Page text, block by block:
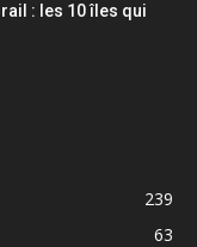
: les 10 îles qui
239
63